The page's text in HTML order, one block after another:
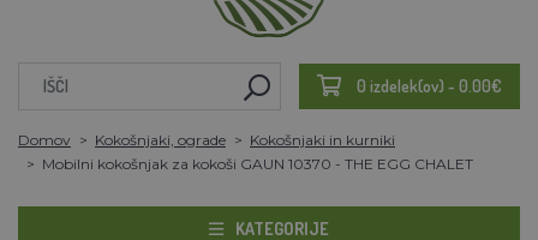
0 izdelek(ov) - 0.00€
Domov Kokošnjaki, ograde
Kokošnjaki in kurniki
Mobilni kokošnjak za kokoši GAUN 10370 - THE EGG CHALET
KATEGORIJE